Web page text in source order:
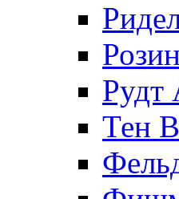
Рудт
Тен